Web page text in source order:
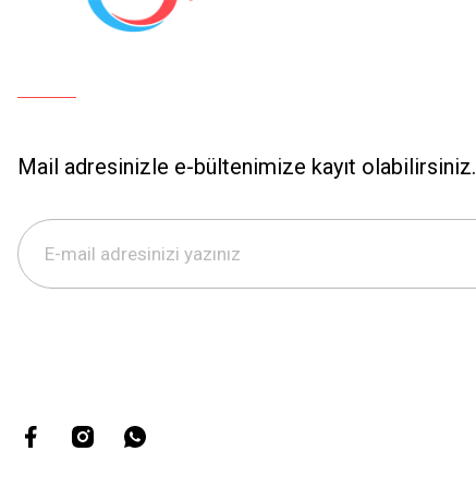
Mail adresinizle e-bültenimize kayıt olabilirsiniz.